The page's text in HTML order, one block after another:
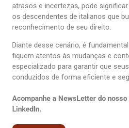
atrasos e incertezas, pode
os descendentes de italianos que
reconhecimento de seu direito.
Diante desse cenário, é
fiquem atentos às mudanças e
especializado para garantir que
conduzidos de forma eficiente e
Acompanhe a NewsLetter do
LinkedIn.